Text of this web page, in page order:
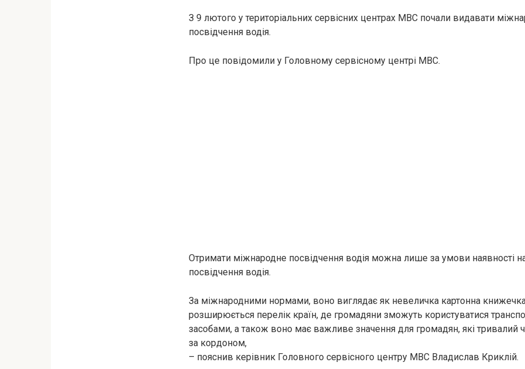
З 9 лютого у територіальних сервісних центрах МВС почали видавати
посвідчення водія.
Про це повідомили у Головному сервісному центрі МВС.
Отримати міжнародне посвідчення водія можна лише за умови наявності
посвідчення водія.
За міжнародними нормами, воно виглядає як невеличка картонна
розширюється перелік країн, де громадяни зможуть користуватися
засобами, а також воно має важливе значення для громадян, які тривалий
за кордоном,
– пояснив керівник Головного сервісного центру МВС Владислав Криклій.